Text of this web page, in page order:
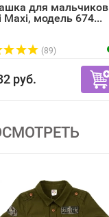
для мальчиков
Maxi, модель 674...
(89)
руб.